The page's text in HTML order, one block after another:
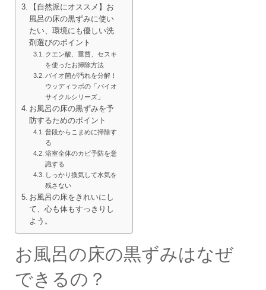
【自然派にオススメ】お
風呂の床の黒ずみに使い
たい、環境にも優しい洗
剤選びのポイント
クエン酸、重曹、セスキ
を使ったお掃除方法
バイオ菌が汚れを分解！
ウッディラボの「バイオ
サイクルシリーズ」
お風呂の床の黒ずみを予
防するためのポイント
普段からこまめに掃除す
る
浴室全体のカビ予防を意
識する
しっかり換気して水気を
残さない
お風呂の床をきれいにし
て、心も体もすっきりし
よう。
お風呂の床の黒ずみはなぜ
できるの？